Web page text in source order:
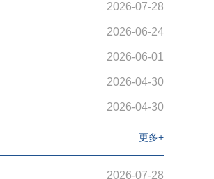
2026-07-28
2026-06-24
2026-06-01
2026-04-30
2026-04-30
更多+
2026-07-28